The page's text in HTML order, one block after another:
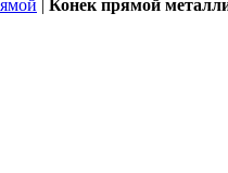
| Конек прямой